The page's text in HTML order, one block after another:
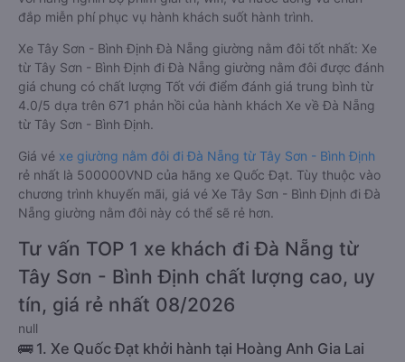
đắp miễn phí phục vụ hành khách suốt hành trình.
Xe Tây Sơn - Bình Định Đà Nẵng giường nằm đôi tốt nhất: Xe
từ Tây Sơn - Bình Định đi Đà Nẵng giường nằm đôi được đánh
giá chung có chất lượng Tốt với điểm đánh giá trung bình từ
4.0/5 dựa trên 671 phản hồi của hành khách Xe về Đà Nẵng
từ Tây Sơn - Bình Định.
Giá vé xe giường nằm đôi đi Đà Nẵng từ Tây Sơn - Bình Định
rẻ nhất là 500000VND của hãng xe Quốc Đạt. Tùy thuộc vào
chương trình khuyến mãi, giá vé Xe Tây Sơn - Bình Định đi Đà
Nẵng giường nằm đôi này có thể sẽ rẻ hơn.
Tư vấn TOP 1 xe khách đi Đà Nẵng từ
Tây Sơn - Bình Định chất lượng cao, uy
tín, giá rẻ nhất 08/2026
null
🚌 1. Xe Quốc Đạt khởi hành tại Hoàng Anh Gia Lai